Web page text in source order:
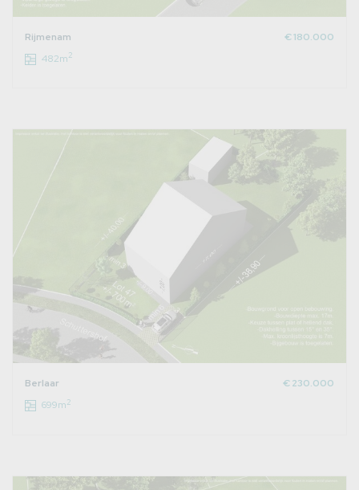
Rijmenam
€ 180.000
482m2
Berlaar
€ 230.000
699m2